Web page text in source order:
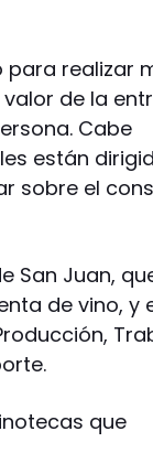
para realizar
de la
Cabe
están
sobre el
San Juan,
de vino, y
que